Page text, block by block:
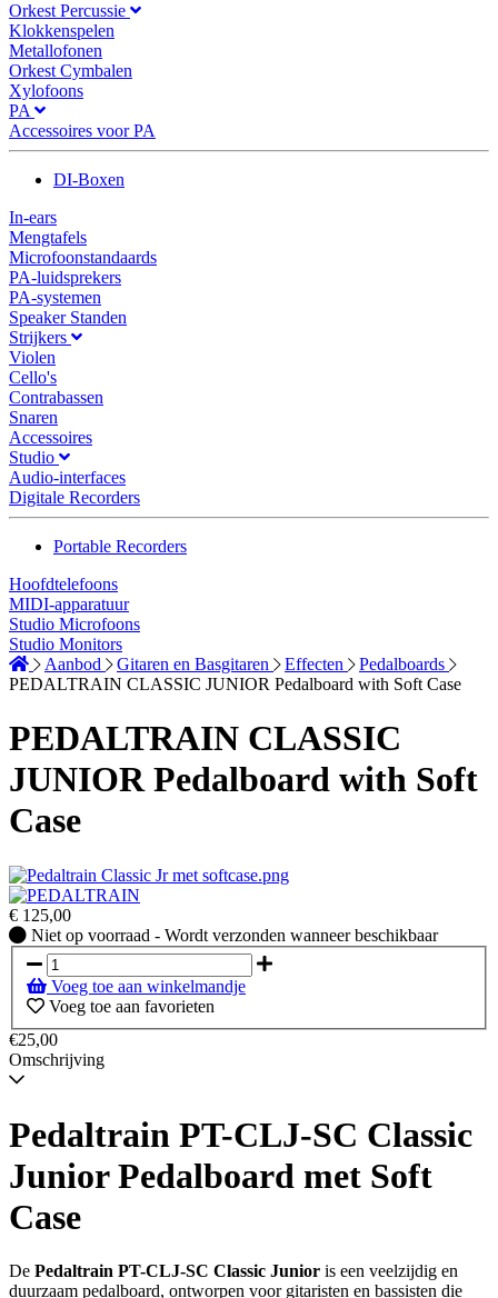
Orkest Percussie
Klokkenspelen
Metallofonen
Orkest Cymbalen
Xylofoons
PA
Accessoires voor PA
DI-Boxen
In-ears
Mengtafels
Microfoonstandaards
PA-luidsprekers
PA-systemen
Speaker Standen
Strijkers
Violen
Cello's
Contrabassen
Snaren
Accessoires
Studio
Audio-interfaces
Digitale Recorders
Portable Recorders
Hoofdtelefoons
MIDI-apparatuur
Studio Microfoons
Studio Monitors
Aanbod
Gitaren en Basgitaren Effecten
Pedalboards
PEDALTRAIN CLASSIC JUNIOR Pedalboard with Soft Case
PEDALTRAIN CLASSIC
JUNIOR Pedalboard with Soft
Case
€ 125,00
Niet
op
voorraad
-
Wordt
verzonden
wanneer
beschikbaar
Niet op voorraad - Wordt verzonden wanneer beschikbaar
Voeg toe aan winkelmandje
Voeg toe aan favorieten
€25,00
Omschrijving
Pedaltrain PT-CLJ-SC Classic
Junior Pedalboard met Soft
Case
De Pedaltrain PT-CLJ-SC Classic Junior is een veelzijdig en
duurzaam pedalboard, ontworpen voor gitaristen en bassisten die